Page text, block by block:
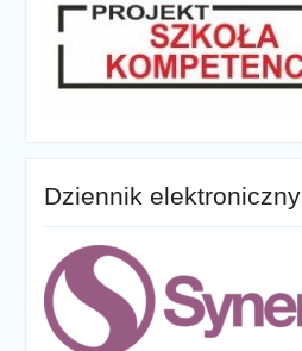
Dziennik elektroniczny